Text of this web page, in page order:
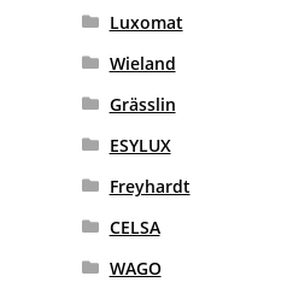
Luxomat
Wieland
Grässlin
ESYLUX
Freyhardt
CELSA
WAGO